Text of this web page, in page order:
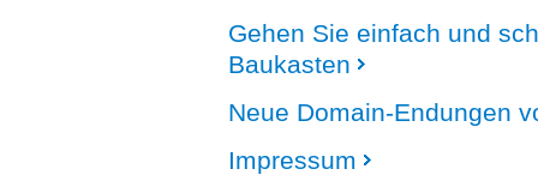
Gehen Sie einfach und
Baukasten
Neue Domain-Endungen
Impressum